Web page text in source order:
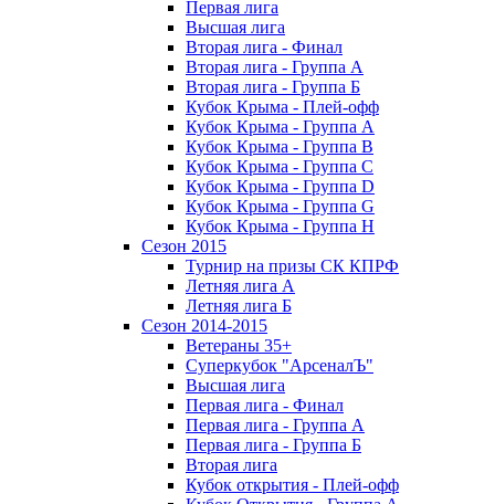
Первая лига
Высшая лига
Вторая лига - Финал
Вторая лига - Группа А
Вторая лига - Группа Б
Кубок Крыма - Плей-офф
Кубок Крыма - Группа A
Кубок Крыма - Группа B
Кубок Крыма - Группа C
Кубок Крыма - Группа D
Кубок Крыма - Группа G
Кубок Крыма - Группа H
Сезон 2015
Турнир на призы СК КПРФ
Летняя лига А
Летняя лига Б
Сезон 2014-2015
Ветераны 35+
Суперкубок "АрсеналЪ"
Высшая лига
Первая лига - Финал
Первая лига - Группа А
Первая лига - Группа Б
Вторая лига
Кубок открытия - Плей-офф